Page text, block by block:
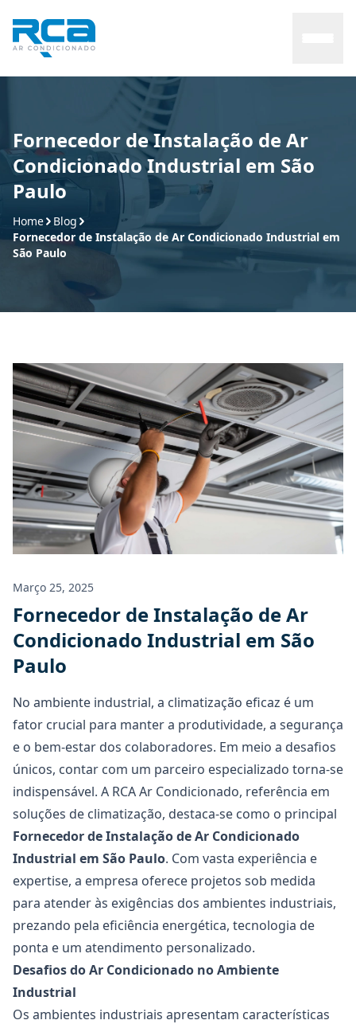
Home
Sobre
Manutenção
Orçamento
Fornecedor de Instalação de Ar
Condicionado Industrial em São
Paulo
Home
Blog
Fornecedor de Instalação de Ar Condicionado Industrial em
São Paulo
Março 25, 2025
Fornecedor de Instalação de Ar
Condicionado Industrial em São
Paulo
No ambiente industrial, a climatização eficaz é um
fator crucial para manter a produtividade, a segurança
e o bem-estar dos colaboradores. Em meio a desafios
únicos, contar com um parceiro especializado torna-se
indispensável. A RCA Ar Condicionado, referência em
soluções de climatização, destaca-se como o principal
Fornecedor de Instalação de Ar Condicionado
Industrial em São Paulo. Com vasta experiência e
expertise, a empresa oferece projetos sob medida
para atender às exigências dos ambientes industriais,
prezando pela eficiência energética, tecnologia de
ponta e um atendimento personalizado.
Desafios do Ar Condicionado no Ambiente
Industrial
Os ambientes industriais apresentam características